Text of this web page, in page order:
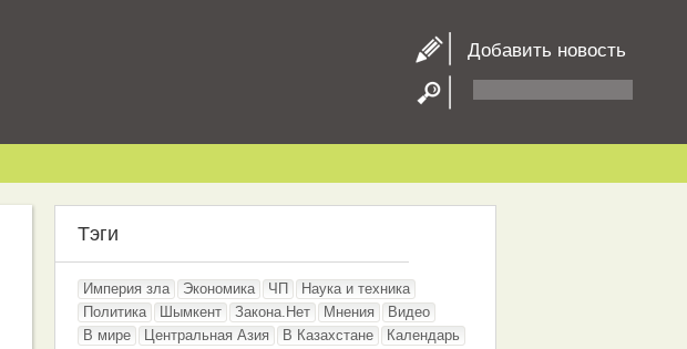
Добавить новость
Тэги
Империя зла Экономика ЧП
Наука и техника
Политика
Шымкент Закона.Нет Мнения
Видео
В мире
Центральная Азия В Казахстане
Календарь